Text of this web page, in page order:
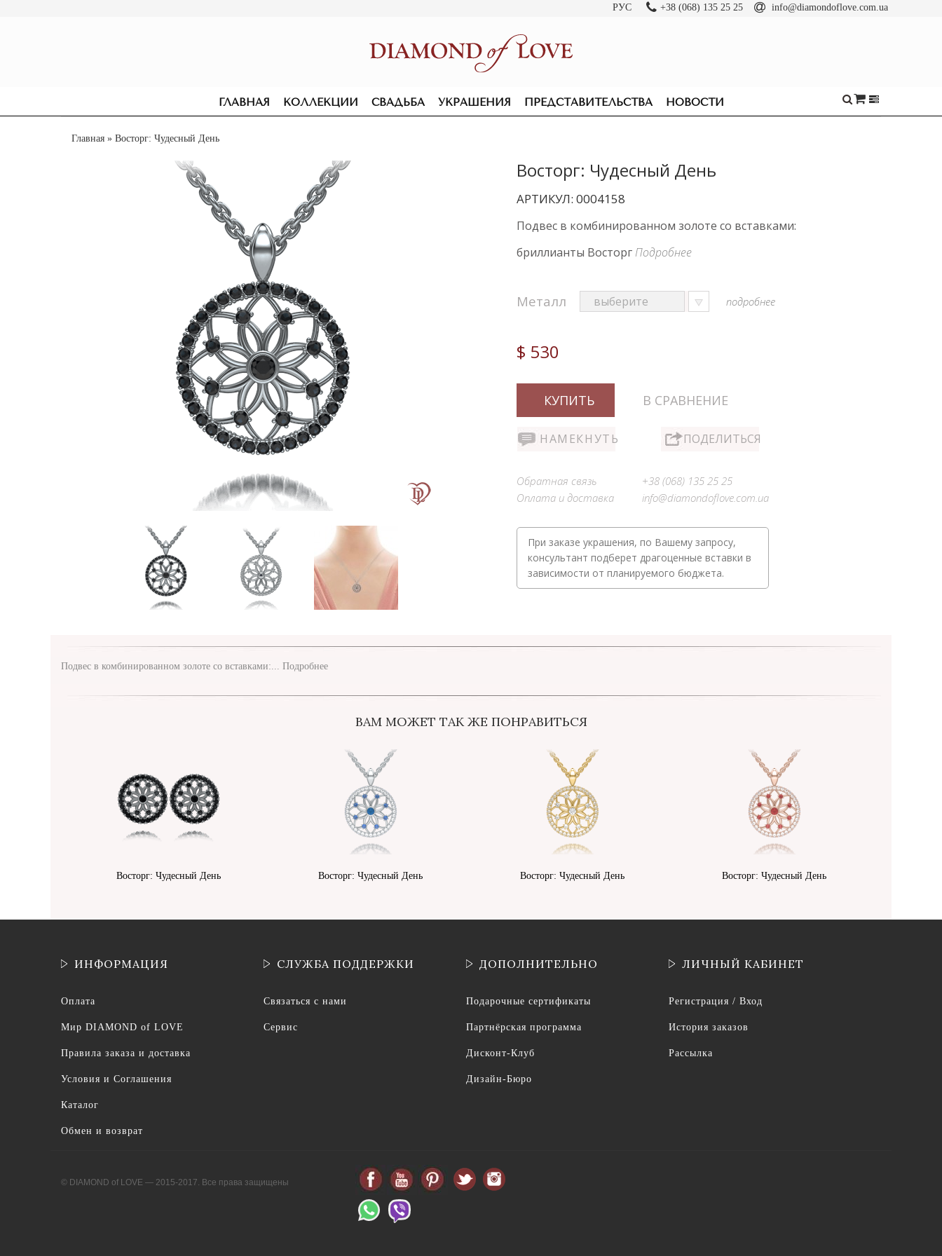
РУС +38 (068) 135 25 25 info@diamondoflove.com.ua
ГЛАВНАЯ КОЛЛЕКЦИИ СВАДЬБА
ПОМОЛВОЧНЫЕ ОБРУЧАЛЬНЫЕ
УКРАШЕНИЯ
СЕРЬГИ ПОДВЕСКИ И КОЛЬЕ КОЛЬЦА
ПРЕДСТАВИТЕЛЬСТВА НОВОСТИ
Главная » Восторг: Чудесный День
Восторг: Чудесный День
АРТИКУЛ: 0004158
Подвес в комбинированном золоте со вставками:
бриллианты Восторг Подробнее
Металл подробнее
$ 530
КУПИТЬ В СРАВНЕНИЕ
НАМЕКНУТЬ ПОДЕЛИТЬСЯ
Обратная связь
Оплата и доставка
+38 (068) 135 25 25
info@diamondoflove.com.ua
При заказе украшения, по Вашему запросу,
консультант подберет драгоценные вставки в
зависимости от планируемого бюджета.
Подвес в комбинированном золоте со вставками:... Подробнее
ВАМ МОЖЕТ ТАК ЖЕ ПОНРАВИТЬСЯ
Восторг: Чудесный День Восторг: Чудесный День Восторг: Чудесный День Восторг: Чудесный День
ИНФОРМАЦИЯ
Оплата
Мир DIAMOND of LOVE
Правила заказа и доставка
Условия и Соглашения
Каталог
Обмен и возврат
СЛУЖБА ПОДДЕРЖКИ
Связаться с нами
Сервис
ДОПОЛНИТЕЛЬНО
Подарочные сертификаты
Партнёрская программа
Дисконт-Клуб
Дизайн-Бюро
ЛИЧНЫЙ КАБИНЕТ
Регистрация / Вход
История заказов
Рассылка
© DIAMOND of LOVE — 2015-2017. Все права защищены